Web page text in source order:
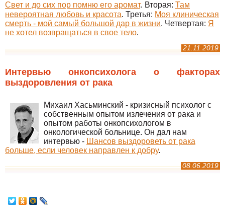
Свет и до сих пор помню его аромат. Вторая: Там
невероятная любовь и красота. Третья: Моя клиническая
смерть - мой самый большой дар в жизни. Четвертая: Я
не хотел возвращаться в свое тело.
21.11.2019
Интервью онкопсихолога о факторах
выздоровления от рака
Михаил Хасьминский - кризисный психолог с
собственным опытом излечения от рака и
опытом работы онкопсихологом в
онкологической больнице. Он дал нам
интервью - Шансов выздороветь от рака
больше, если человек направлен к добру.
08.06.2019